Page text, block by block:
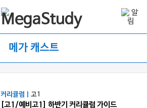
메가 캐스트
커리큘럼 |고1
[고1/예비고1] 하반기 커리큘럼 가이드